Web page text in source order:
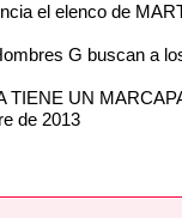
el elenco de
G buscan a
TIENE UN
de 2013